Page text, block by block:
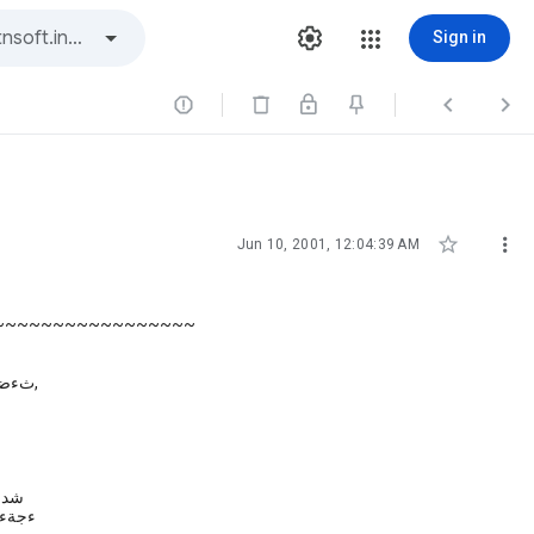
Sign in
  
Jun 10, 2001, 12:04:39 AM  
ثءضؤدإ ×دسثزإسإخطإ,
), شد